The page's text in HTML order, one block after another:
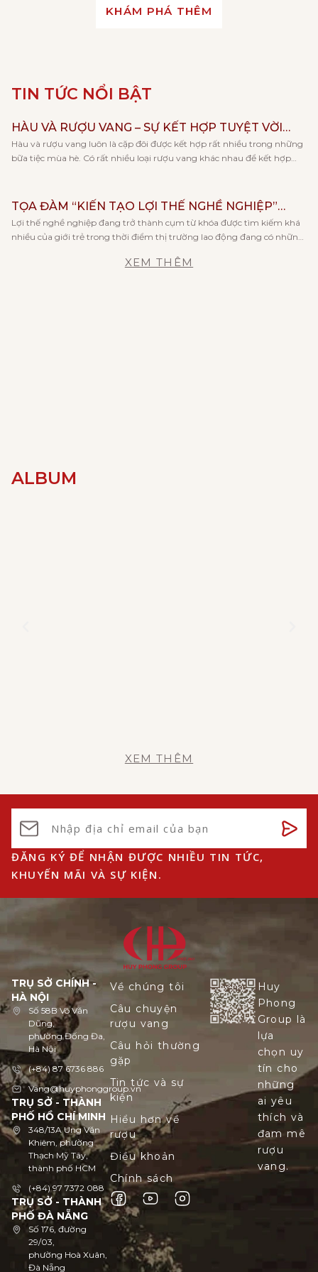
KHÁM PHÁ THÊM
TIN TỨC NỔI BẬT
HÀU VÀ RƯỢU VANG – SỰ KẾT HỢP TUYỆT VỜI
CHO NGÀY HÈ
Hàu và rượu vang luôn là cặp đôi được kết hợp rất nhiều trong những
bữa tiệc mùa hè. Có rất nhiều loại rượu vang khác nhau để kết hợp
TỌA ĐÀM “KIẾN TẠO LỢI THẾ NGHỀ NGHIỆP”
CÙNG KHOA KẾ TOÁN – TRƯỜNG ĐẠI HỌC KINH
TẾ, ĐHQGHN
Lợi thế nghề nghiệp đang trở thành cụm từ khóa được tìm kiếm khá
nhiều của giới trẻ trong thời điểm thị trường lao động đang có những
gia tham tìm việc làm. Và đó cũng là lý do […]
XEM THÊM
ALBUM
XEM THÊM
ĐĂNG KÝ ĐỂ NHẬN ĐƯỢC NHIỀU TIN TỨC,
KHUYẾN MÃI VÀ SỰ KIỆN.
TRỤ SỞ CHÍNH -
HÀ NỘI
Số 58B Võ Văn
Dũng,
phường Đống Đa,
Hà Nội
(+84) 87 6736 886
Vang@huyphonggroup.vn
TRỤ SỞ - THÀNH
PHỐ HỒ CHÍ MINH
348/13A Ung Văn
Khiêm, phường
Thạch Mỹ Tây,
thành phố HCM
(+84) 97 7372 088
TRỤ SỞ - THÀNH
PHỐ ĐÀ NẴNG
Số 176, đường
29/03,
phường Hoà Xuân,
Đà Nẵng
Về chúng tôi
Câu chuyện
rượu vang
Câu hỏi thường
gặp
Tin tức và sự
kiện
Hiểu hơn về
rượu
Điều khoản
Chính sách
Huy
Phong
Group là
lựa
chọn uy
tín cho
những
ai yêu
thích và
đam mê
rượu
vang.